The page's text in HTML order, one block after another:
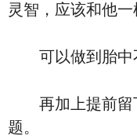
灵智，应该和他一
可以做到胎中
再加上提前留
题。